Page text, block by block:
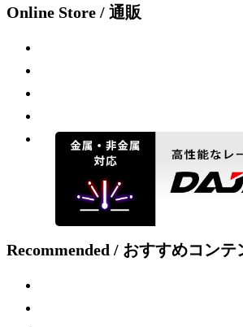
Online Store / 通販
Recommended / おすすめコンテ